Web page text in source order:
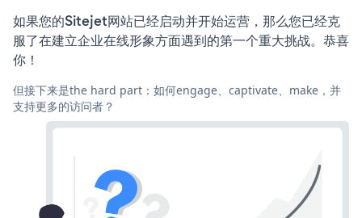
如果您的Sitejet网站已经启动并开始运营，那么您已经克
服了在建立企业在线形象方面遇到的第一个重大挑战。恭喜
你！
但接下来是the hard part：如何engage、captivate、make，并
支持更多的访问者？